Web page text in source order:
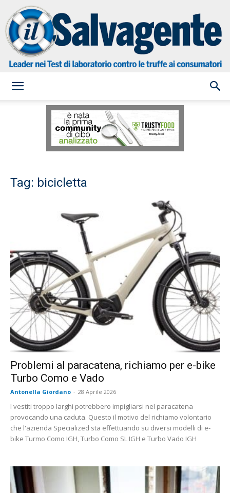
Salvagente
Tag: bicicletta
Problemi al paracatena, richiamo per e-bike
Turbo Como e Vado
Antonella Giordano - 28 Aprile 2026
I vestiti troppo larghi potrebbero impigliarsi nel paracatena
provocando una caduta. Questo il motivo del richiamo volontario
che l'azienda Specialized sta effettuando su diversi modelli di e-
bike Turmo Como IGH, Turbo Como SL IGH e Turbo Vado IGH